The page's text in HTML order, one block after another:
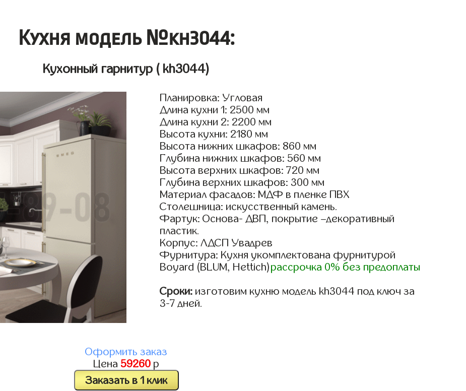
Кухня модель №kh3044:
Кухонный гарнитур ( kh3044)
Планировка: Угловая
Длина кухни 1: 2500 мм
Длина кухни 2: 2200 мм
Высота кухни: 2180 мм
Высота нижних шкафов: 860 мм
Глубина нижних шкафов: 560 мм
Высота верхних шкафов: 720 мм
Глубина верхних шкафов: 300 мм
Материал фасадов: МДФ в пленке ПВХ
Столешница: искусственный камень.
Фартук: Основа- ДВП, покрытие –декоративный
пластик.
Корпус: ЛДСП Увадрев
Фурнитура: Кухня укомплектована фурнитурой
Boyard (BLUM, Hettich)рассрочка 0% без предоплаты
Сроки: изготовим кухню модель kh3044 под ключ за
3-7 дней.
Оформить заказ
Цена 59260 р
Заказать в 1 клик